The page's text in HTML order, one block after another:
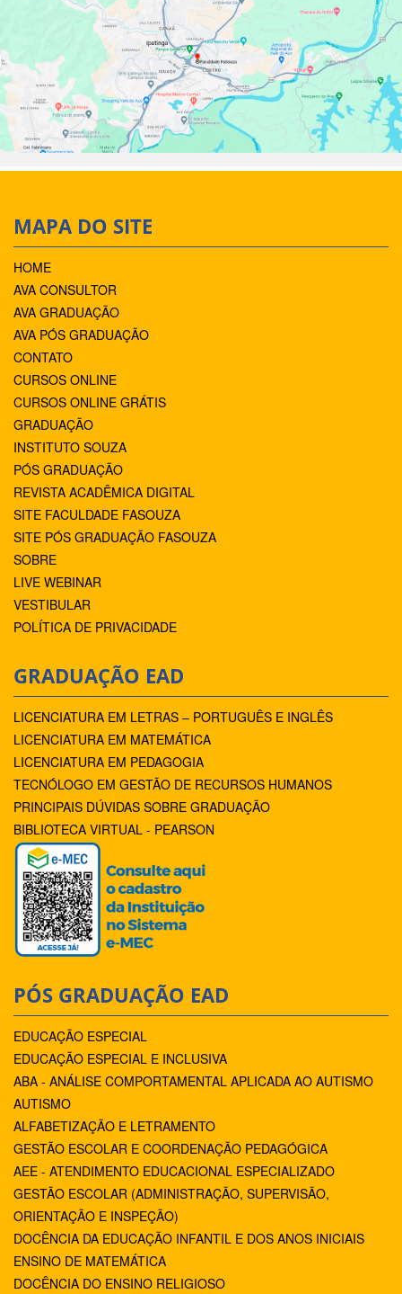
MAPA DO SITE
HOME
AVA CONSULTOR
AVA GRADUAÇÃO
AVA PÓS GRADUAÇÃO
CONTATO
CURSOS ONLINE
CURSOS ONLINE GRÁTIS
GRADUAÇÃO
INSTITUTO SOUZA
PÓS GRADUAÇÃO
REVISTA ACADÊMICA DIGITAL
SITE FACULDADE FASOUZA
SITE PÓS GRADUAÇÃO FASOUZA
SOBRE
LIVE WEBINAR
VESTIBULAR
POLÍTICA DE PRIVACIDADE
GRADUAÇÃO EAD
LICENCIATURA EM LETRAS – PORTUGUÊS E INGLÊS
LICENCIATURA EM MATEMÁTICA
LICENCIATURA EM PEDAGOGIA
TECNÓLOGO EM GESTÃO DE RECURSOS HUMANOS
PRINCIPAIS DÚVIDAS SOBRE GRADUAÇÃO
BIBLIOTECA VIRTUAL - PEARSON
PÓS GRADUAÇÃO EAD
EDUCAÇÃO ESPECIAL
EDUCAÇÃO ESPECIAL E INCLUSIVA
ABA - ANÁLISE COMPORTAMENTAL APLICADA AO AUTISMO
AUTISMO
ALFABETIZAÇÃO E LETRAMENTO
GESTÃO ESCOLAR E COORDENAÇÃO PEDAGÓGICA
AEE - ATENDIMENTO EDUCACIONAL ESPECIALIZADO
GESTÃO ESCOLAR (ADMINISTRAÇÃO, SUPERVISÃO,
ORIENTAÇÃO E INSPEÇÃO)
DOCÊNCIA DA EDUCAÇÃO INFANTIL E DOS ANOS INICIAIS
ENSINO DE MATEMÁTICA
DOCÊNCIA DO ENSINO RELIGIOSO